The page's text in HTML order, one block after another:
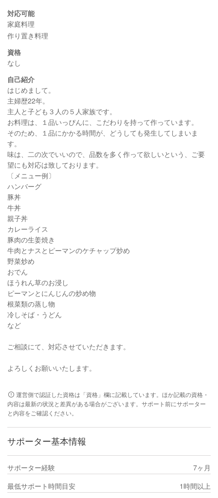
対応可能
家庭料理
作り置き料理
資格
なし
自己紹介
はじめまして。
主婦歴22年。
主人と子ども３人の５人家族です。
お料理は、１品いっぴんに、こだわりを持って作っています。
そのため、１品にかかる時間が、どうしても発生してしまいま
す。
味は、二の次でいいので、品数を多く作って欲しいという、ご要
望にも対応は致しております。
〔メニュー例〕
ハンバーグ
豚丼
牛丼
親子丼
カレーライス
豚肉の生姜焼き
牛肉とナスとピーマンのケチャップ炒め
野菜炒め
おでん
ほうれん草のお浸し
ピーマンとにんじんの炒め物
根菜類の蒸し物
冷しそば・うどん
など
ご相談にて、対応させていただきます。
よろしくお願いいたします。
運営側で認証した資格は「資格」欄に記載しています。ほか記載の資格・
内容は最新の状況と差異がある場合がございます。サポート前にサポーター
と内容をご確認ください。
サポーター基本情報
サポーター経験
7ヶ月
最低サポート時間目安
1時間以上